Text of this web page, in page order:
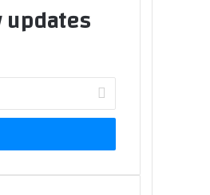
أدخل
بريدك
الإلكتروني